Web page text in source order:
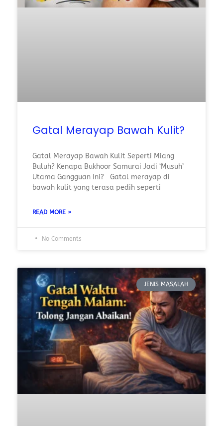
Gatal Merayap Bawah Kulit?
Gatal Merayap Bawah Kulit Seperti Miang
Buluh? Kenapa Bukhoor Samurai Jadi ‘Musuh’
Utama Gangguan Ini? Gatal merayap di
bawah kulit yang terasa pedih seperti
READ MORE »
No Comments
JENIS MASALAH